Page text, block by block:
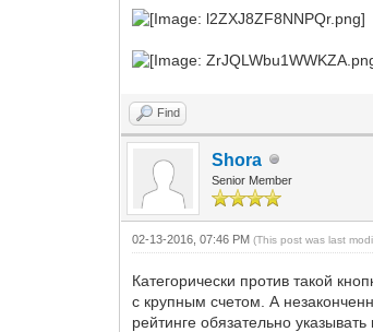
Find
Shora
Senior Member
02-13-2016, 07:46 PM(This post was last
Категорически против такой
с крупным счетом. А
рейтинге обязательно